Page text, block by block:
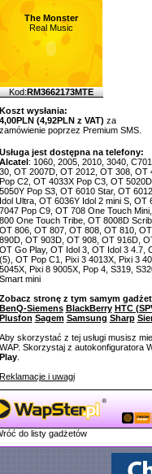
The Monster
Real Music
Kod:RM3662173MTE
Koszt wysłania:
4,00PLN (4,92PLN z VAT) za
zamówienie poprzez Premium SMS.
Usługa jest dostępna na telefony:
Alcatel: 1060, 2005, 2010, 3040,
30, OT 2007D, OT 2012, OT 308, OT
Pop C2, OT 4033X Pop C3, OT
5050Y Pop S3, OT 6010 Star, OT
Idol Ultra, OT 6036Y Idol 2 mini S,
7047 Pop C9, OT 708 One Touch
800 One Touch Tribe, OT 8008D
OT 806, OT 807, OT 808, OT 810,
890D, OT 903D, OT 908, OT 916D,
OT Go Play, OT Idol 3, OT Idol 3 4.7,
(5), OT Pop C1, Pixi 3 4013X, Pixi 3
5045X, Pixi 8 9005X, Pop 4, S319,
Smart mini
Zobacz stronę z tym samym
BenQ-Siemens BlackBerry HTC
Plusfon Sagem Samsung Sharp
Aby skorzystać z tej usługi musisz
WAP. Skorzystaj z autokonfiguratora
Play.
Reklamacje i uwagi
do listy gadżetów